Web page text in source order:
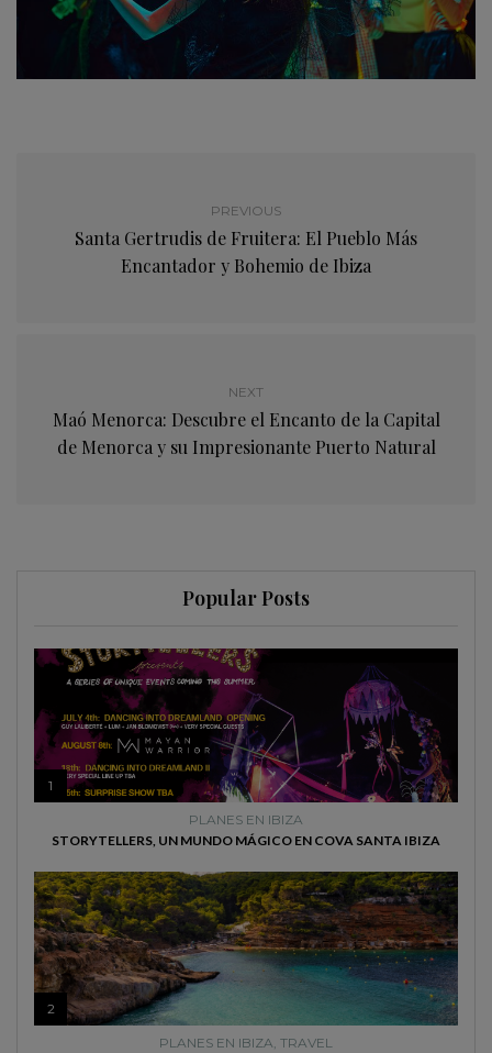
PREVIOUS
Santa Gertrudis de Fruitera: El Pueblo Más
Encantador y Bohemio de Ibiza
NEXT
Maó Menorca: Descubre el Encanto de la Capital
de Menorca y su Impresionante Puerto Natural
Popular Posts
1
PLANES EN IBIZA
STORYTELLERS, UN MUNDO MÁGICO EN COVA SANTA IBIZA
2
PLANES EN IBIZA, TRAVEL